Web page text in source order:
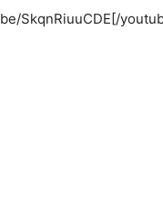
SkqnRiuuCDE[/